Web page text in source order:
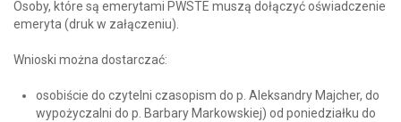
Osoby, które są emerytami PWSTE muszą dołączyć oświadczenie
emeryta (druk w załączeniu).
Wnioski można dostarczać:
osobiście do czytelni czasopism do p. Aleksandry Majcher, do
wypożyczalni do p. Barbary Markowskiej) od poniedziałku do